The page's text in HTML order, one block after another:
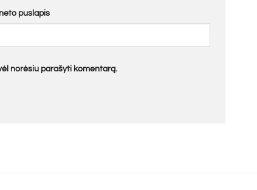
puslapis
norėsiu parašyti komentarą.